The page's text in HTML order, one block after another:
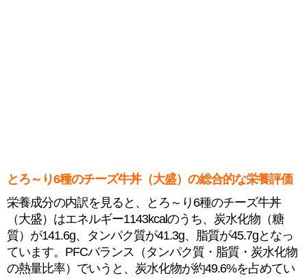
とろ～り6種のチーズ牛丼（大盛）の総合的な栄養評価
栄養成分の内訳を見ると、とろ～り6種のチーズ牛丼
（大盛）はエネルギー1143kcalのうち、炭水化物（糖
質）が141.6g、タンパク質が41.3g、脂質が45.7gとなっ
ています。PFCバランス（タンパク質・脂質・炭水化物
の熱量比率）でいうと、炭水化物が約49.6%を占めてい